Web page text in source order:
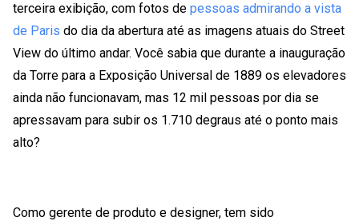
terceira exibição, com fotos de pessoas admirando a vista
de Paris do dia da abertura até as imagens atuais do Street
View do último andar. Você sabia que durante a inauguração
da Torre para a Exposição Universal de 1889 os elevadores
ainda não funcionavam, mas 12 mil pessoas por dia se
apressavam para subir os 1.710 degraus até o ponto mais
alto?
Como gerente de produto e designer, tem sido